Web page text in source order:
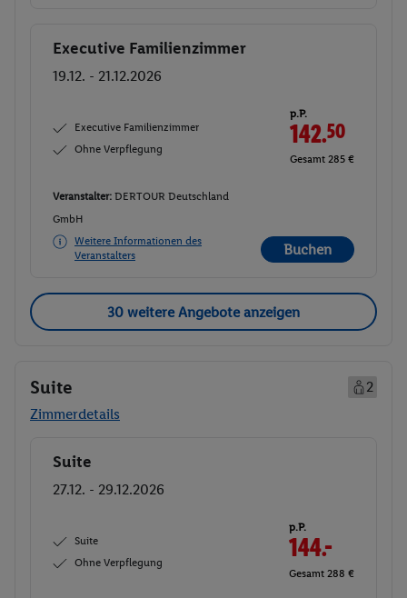
Buchen
Executive Familienzimmer
19.12. - 21.12.2026
Executive Familienzimmer
Ohne Verpflegung
p.P.
142.50
Gesamt 285 €
Veranstalter: DERTOUR Deutschland
GmbH
Weitere Informationen des
Veranstalters
Buchen
30 weitere Angebote anzeigen
Suite
2
Zimmerdetails
Buchen
Suite
27.12. - 29.12.2026
Suite
Ohne Verpflegung
p.P.
144.-
Gesamt 288 €